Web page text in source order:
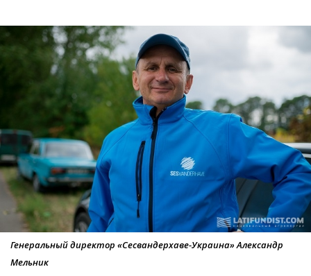
Генеральный директор «Сесвандерхаве-Украина» Александр
Мельник